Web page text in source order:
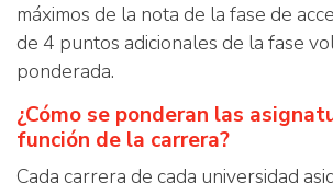
máximos de la nota de la fase de
de 4 puntos adicionales de la fase
ponderada.
¿Cómo se ponderan las
función de la carrera?
Cada carrera de cada universidad